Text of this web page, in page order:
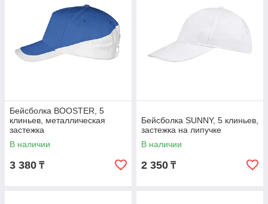
Бейсболка BOOSTER, 5
клиньев, металлическая
застежка
В наличии
3 380 ₸
Бейсболка SUNNY, 5 клиньев,
застежка на липучке
В наличии
2 350 ₸